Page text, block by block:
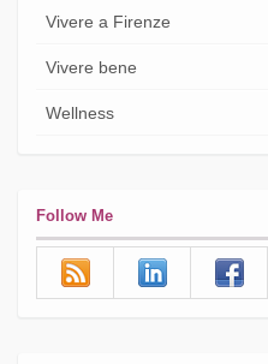
Vivere a Firenze
Vivere bene
Wellness
Follow Me